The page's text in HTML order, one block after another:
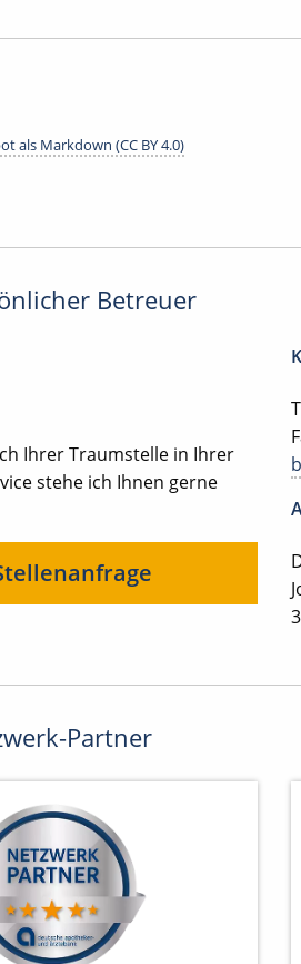
als Markdown (CC BY 4.0)
Betreuer
Ihrer Traumstelle in Ihrer
stehe ich Ihnen gerne
Partner